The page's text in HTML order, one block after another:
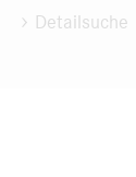
Detailsuche